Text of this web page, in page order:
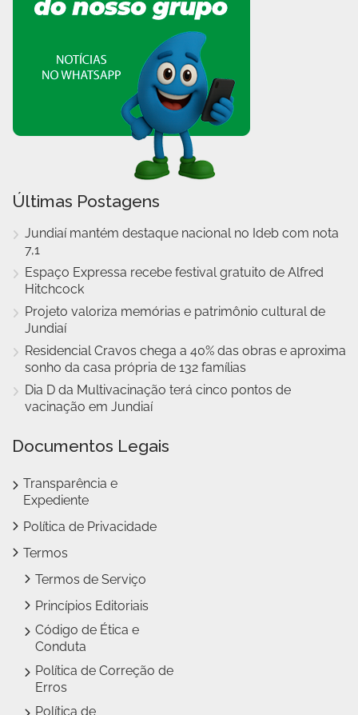
Últimas Postagens
Jundiaí mantém destaque nacional no Ideb com nota
7,1
Espaço Expressa recebe festival gratuito de Alfred
Hitchcock
Projeto valoriza memórias e patrimônio cultural de
Jundiaí
Residencial Cravos chega a 40% das obras e aproxima
sonho da casa própria de 132 famílias
Dia D da Multivacinação terá cinco pontos de
vacinação em Jundiaí
Documentos Legais
Transparência e
Expediente
Política de Privacidade
Termos
Termos de Serviço
Princípios Editoriais
Código de Ética e
Conduta
Política de Correção de
Erros
Política de